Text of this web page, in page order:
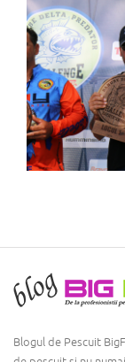
Blogul de Pescuit